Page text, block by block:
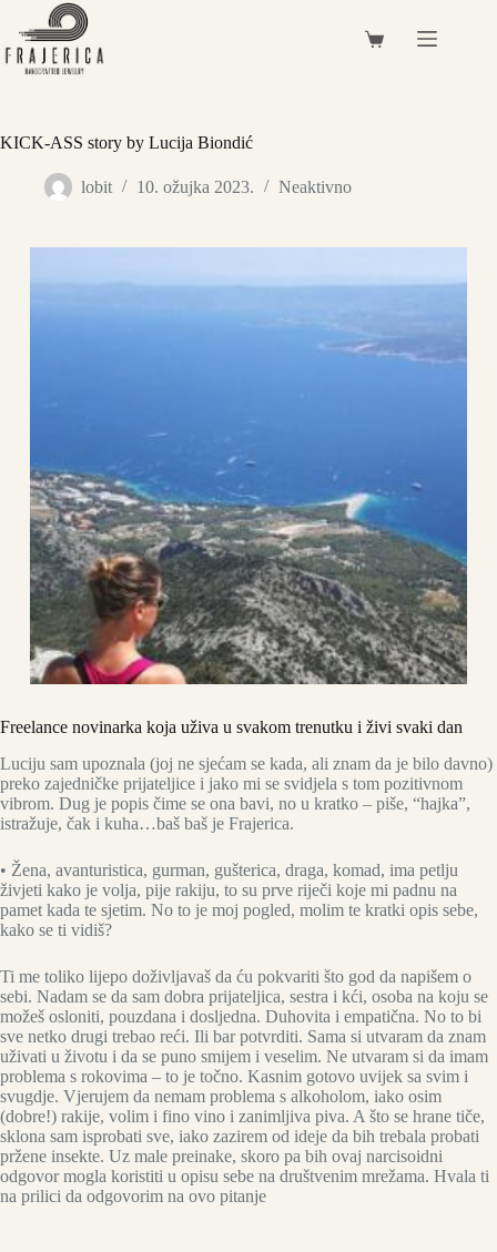
Preskoči
sadržaj
Košarica
KICK-ASS story by Lucija Biondić
lobit 10. ožujka 2023. Neaktivno
Freelance novinarka koja uživa u svakom trenutku i živi svaki dan
Luciju sam upoznala (joj ne sjećam se kada, ali znam da je bilo davno)
preko zajedničke prijateljice i jako mi se svidjela s tom pozitivnom
vibrom. Dug je popis čime se ona bavi, no u kratko – piše, “hajka”,
istražuje, čak i kuha…baš baš je Frajerica.
• Žena, avanturistica, gurman, gušterica, draga, komad, ima petlju
živjeti kako je volja, pije rakiju, to su prve riječi koje mi padnu na
pamet kada te sjetim. No to je moj pogled, molim te kratki opis sebe,
kako se ti vidiš?
Ti me toliko lijepo doživljavaš da ću pokvariti što god da napišem o
sebi. Nadam se da sam dobra prijateljica, sestra i kći, osoba na koju se
možeš osloniti, pouzdana i dosljedna. Duhovita i empatična. No to bi
sve netko drugi trebao reći. Ili bar potvrditi. Sama si utvaram da znam
uživati u životu i da se puno smijem i veselim. Ne utvaram si da imam
problema s rokovima – to je točno. Kasnim gotovo uvijek sa svim i
svugdje. Vjerujem da nemam problema s alkoholom, iako osim
(dobre!) rakije, volim i fino vino i zanimljiva piva. A što se hrane tiče,
sklona sam isprobati sve, iako zazirem od ideje da bih trebala probati
pržene insekte. Uz male preinake, skoro pa bih ovaj narcisoidni
odgovor mogla koristiti u opisu sebe na društvenim mrežama. Hvala ti
na prilici da odgovorim na ovo pitanje